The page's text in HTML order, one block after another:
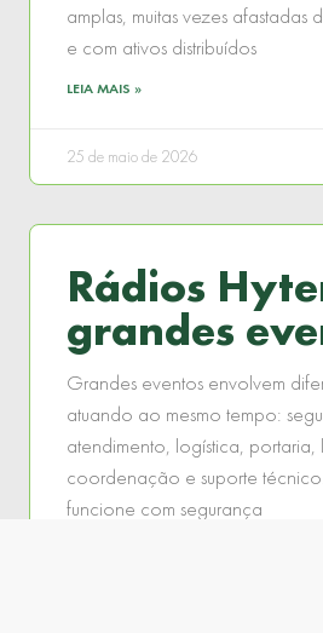
amplas, muitas vezes afastadas
e com ativos distribuídos
LEIA MAIS »
25 de maio de 2026
Rádios
grandes
Grandes eventos envolvem
atuando ao mesmo tempo:
atendimento, logística, portaria,
coordenação e suporte
funcione com segurança